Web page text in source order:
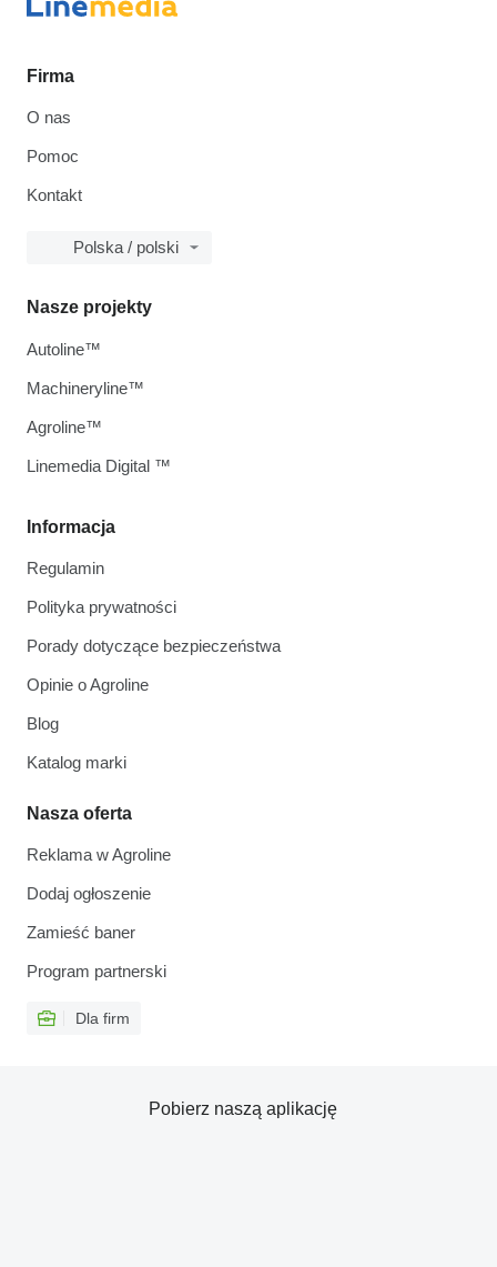
Firma
O nas
Pomoc
Kontakt
Polska / polski
Informacja
Regulamin
Polityka prywatności
Porady dotyczące bezpieczeństwa
Opinie o Agroline
Blog
Katalog marki
Nasza oferta
Reklama w Agroline
Dodaj ogłoszenie
Zamieść baner
Program partnerski
Dla firm
Nasze projekty
Autoline™
Machineryline™
Agroline™
Linemedia Digital ™
Pobierz naszą aplikację